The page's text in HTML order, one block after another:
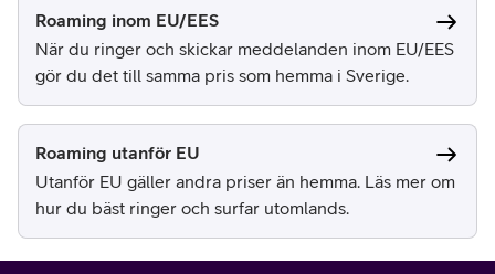
Roaming inom EU/EES
När du ringer och skickar meddelanden inom EU/EES
gör du det till samma pris som hemma i Sverige.
Roaming utanför EU
Utanför EU gäller andra priser än hemma. Läs mer om
hur du bäst ringer och surfar utomlands.